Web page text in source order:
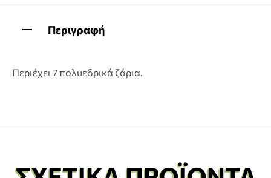
Περιγραφή
Περιέχει 7 πολυεδρικά ζάρια.